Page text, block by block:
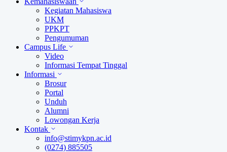
Kegiatan Mahasiswa
UKM
PPKPT
Pengumuman
Campus Life
Video
Informasi Tempat Tinggal
Informasi
Brosur
Portal
Unduh
Alumni
Lowongan Kerja
Kontak
info@stimykpn.ac.id
(0274) 885505